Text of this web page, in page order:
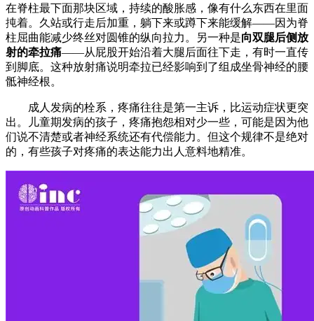
在脊柱最下面那块区域，持续的酸胀感，像有什么东西在里面
扽着。久站或行走后加重，躺下来或蹲下来能缓解——因为脊
柱屈曲能减少终丝对圆锥的纵向拉力。另一种是向双腿后侧放
射的牵拉痛——从屁股开始沿着大腿后面往下走，有时一直传
到脚底。这种放射痛说明牵拉已经影响到了组成坐骨神经的腰
骶神经根。
成人发病的栓系，疼痛往往是第一主诉，比运动症状更突
出。儿童期发病的孩子，疼痛抱怨相对少一些，可能是因为他
们说不清楚或者神经系统还有代偿能力。但这个规律不是绝对
的，有些孩子对疼痛的表达能力出人意料地精准。